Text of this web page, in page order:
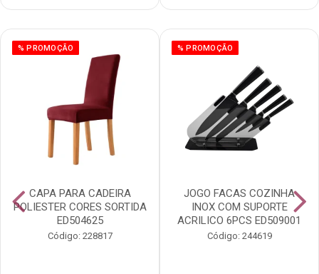
% PROMOÇÃO
CAPA PARA CADEIRA
POLIESTER CORES SORTIDA
ED504625
Código: 228817
% PROMOÇÃO
JOGO FACAS COZINHA
INOX COM SUPORTE
ACRILICO 6PCS ED509001
Código: 244619